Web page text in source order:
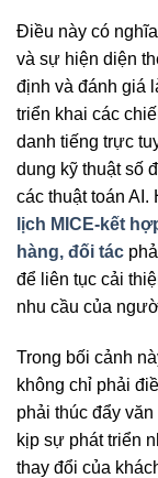
Điều này có
và sự hiện diện
định và đánh giá
triển khai các
danh tiếng trực
dung kỹ thuật số
các thuật toán
lịch MICE-kết
hàng, đối tác
để liên tục cải
nhu cầu của
Trong bối cảnh
không chỉ phải
phải thúc đẩy
kịp sự phát triển
thay đổi của